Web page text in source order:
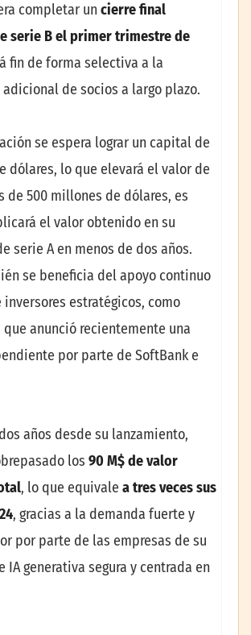
completar un cierre final
serie B el primer trimestre de
fin de forma selectiva a la
de socios a largo plazo.
se espera lograr un capital de
dólares, lo que elevará el valor de
de 500 millones de dólares, es
el valor obtenido en su
serie A en menos de dos años.
se beneficia del apoyo continuo
inversores estratégicos, como
anunció recientemente una
por parte de SoftBank e
años desde su lanzamiento,
los 90 M$ de valor
, lo que equivale a tres veces sus
, gracias a la demanda fuerte y
por parte de las empresas de su
IA generativa segura y centrada en